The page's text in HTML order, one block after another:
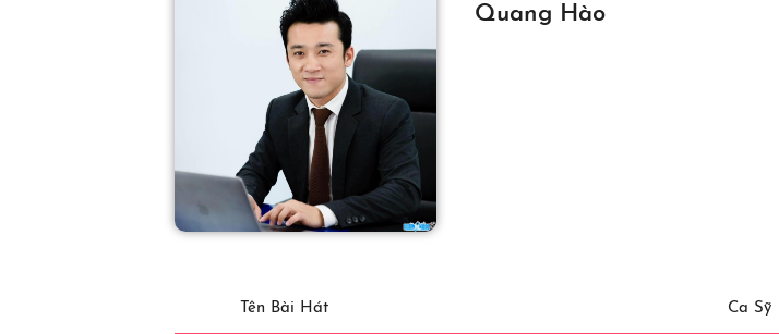
Quang Hào
Tên Bài Hát Ca Sỹ